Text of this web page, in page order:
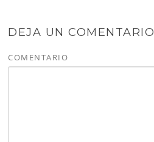
DEJA UN COMENTARIO
COMENTARIO